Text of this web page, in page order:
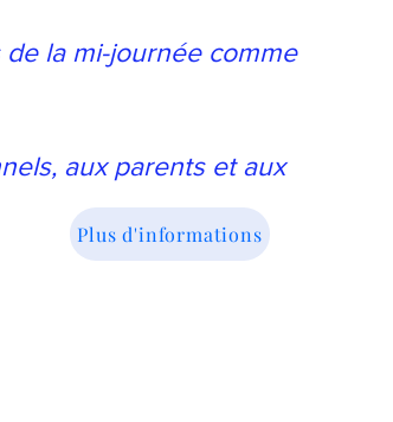
la mi-journée comme
aux parents et aux
Plus d'informations